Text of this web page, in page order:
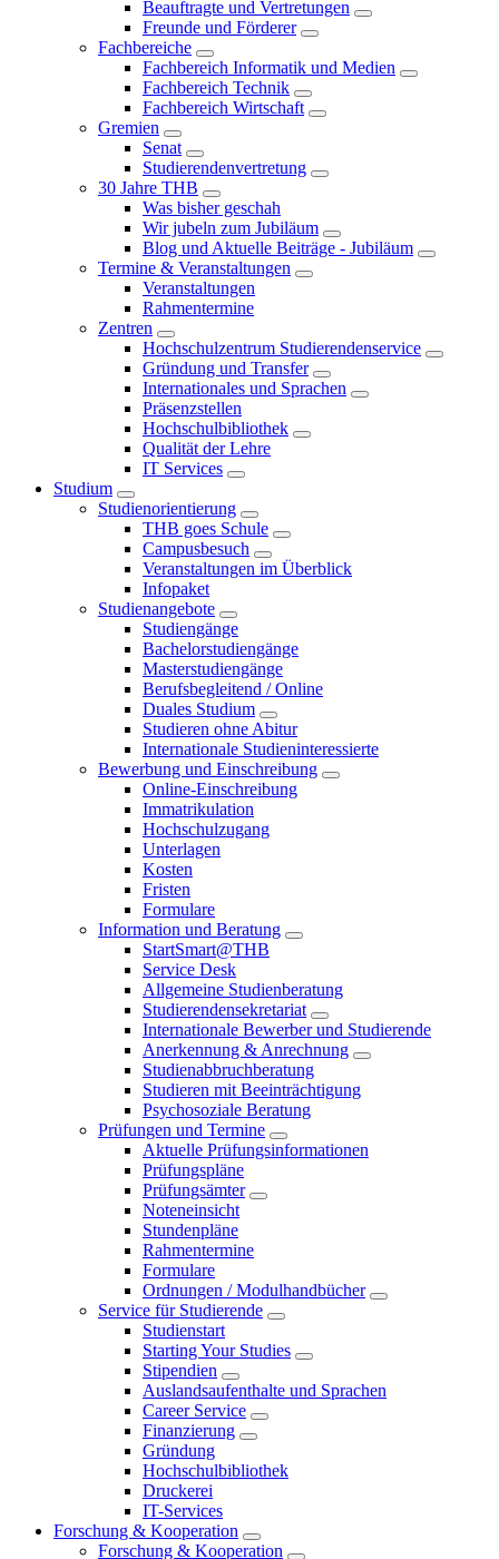
Beauftragte und Vertretungen
Freunde und Förderer
Fachbereiche
Fachbereich Informatik und Medien
Fachbereich Technik
Fachbereich Wirtschaft
Gremien
Senat
Studierendenvertretung
30 Jahre THB
Was bisher geschah
Wir jubeln zum Jubiläum
Blog und Aktuelle Beiträge - Jubiläum
Termine & Veranstaltungen
Veranstaltungen
Rahmentermine
Zentren
Hochschulzentrum Studierendenservice
Gründung und Transfer
Internationales und Sprachen
Präsenzstellen
Hochschulbibliothek
Qualität der Lehre
IT Services
Studium
Studienorientierung
THB goes Schule
Campusbesuch
Veranstaltungen im Überblick
Infopaket
Studienangebote
Studiengänge
Bachelorstudiengänge
Masterstudiengänge
Berufsbegleitend / Online
Duales Studium
Studieren ohne Abitur
Internationale Studieninteressierte
Bewerbung und Einschreibung
Online-Einschreibung
Immatrikulation
Hochschulzugang
Unterlagen
Kosten
Fristen
Formulare
Information und Beratung
StartSmart@THB
Service Desk
Allgemeine Studienberatung
Studierendensekretariat
Internationale Bewerber und Studierende
Anerkennung & Anrechnung
Studienabbruchberatung
Studieren mit Beeinträchtigung
Psychosoziale Beratung
Prüfungen und Termine
Aktuelle Prüfungsinformationen
Prüfungspläne
Prüfungsämter
Noteneinsicht
Stundenpläne
Rahmentermine
Formulare
Ordnungen / Modulhandbücher
Service für Studierende
Studienstart
Starting Your Studies
Stipendien
Auslandsaufenthalte und Sprachen
Career Service
Finanzierung
Gründung
Hochschulbibliothek
Druckerei
IT-Services
Forschung & Kooperation
Forschung & Kooperation